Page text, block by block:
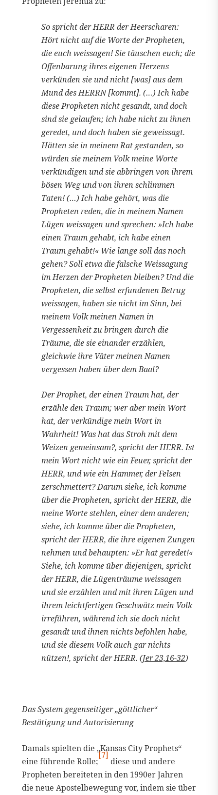
So spricht der HERR der Heerscharen:
Hört nicht auf die Worte der Propheten,
die euch weissagen! Sie täuschen euch; die
Offenbarung ihres eigenen Herzens
verkünden sie und nicht [was] aus dem
Mund des HERRN [kommt]. (…) Ich habe
diese Propheten nicht gesandt, und doch
sind sie gelaufen; ich habe nicht zu ihnen
geredet, und doch haben sie geweissagt.
Hätten sie in meinem Rat gestanden, so
würden sie meinem Volk meine Worte
verkündigen und sie abbringen von ihrem
bösen Weg und von ihren schlimmen
Taten! (…) Ich habe gehört, was die
Propheten reden, die in meinem Namen
Lügen weissagen und sprechen: »Ich habe
einen Traum gehabt, ich habe einen
Traum gehabt!« Wie lange soll das noch
gehen? Soll etwa die falsche Weissagung
im Herzen der Propheten bleiben? Und die
Propheten, die selbst erfundenen Betrug
weissagen, haben sie nicht im Sinn, bei
meinem Volk meinen Namen in
Vergessenheit zu bringen durch die
Träume, die sie einander erzählen,
gleichwie ihre Väter meinen Namen
vergessen haben über dem Baal?
Der Prophet, der einen Traum hat, der
erzähle den Traum; wer aber mein Wort
hat, der verkündige mein Wort in
Wahrheit! Was hat das Stroh mit dem
Weizen gemeinsam?, spricht der HERR. Ist
mein Wort nicht wie ein Feuer, spricht der
HERR, und wie ein Hammer, der Felsen
zerschmettert? Darum siehe, ich komme
über die Propheten, spricht der HERR, die
meine Worte stehlen, einer dem anderen;
siehe, ich komme über die Propheten,
spricht der HERR, die ihre eigenen Zungen
nehmen und behaupten: »Er hat geredet!«
Siehe, ich komme über diejenigen, spricht
der HERR, die Lügenträume weissagen
und sie erzählen und mit ihren Lügen und
ihrem leichtfertigen Geschwätz mein Volk
irreführen, während ich sie doch nicht
gesandt und ihnen nichts befohlen habe,
und sie diesem Volk auch gar nichts
nützen!, spricht der HERR. (Jer 23,16-32)
Das System gegenseitiger „göttlicher“
Bestätigung und Autorisierung
Damals spielten die „Kansas City Prophets“
eine führende Rolle;
[7]
diese und andere
Propheten bereiteten in den 1990er Jahren
die neue Apostelbewegung vor, indem sie über